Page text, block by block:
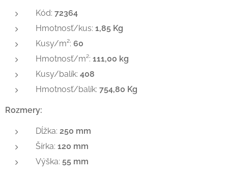
Kód: 72364
Hmotnosť/kus: 1,85 Kg
Kusy/m²: 60
Hmotnosť/m²: 111,00 kg
Kusy/balík: 408
Hmotnosť/balík: 754,80 Kg
Rozmery:
Dĺžka: 250 mm
Šírka: 120 mm
Výška: 55 mm